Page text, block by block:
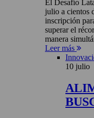
El Desafío
julio a cientos
inscripción
superar el
manera
Leer más
10 julio